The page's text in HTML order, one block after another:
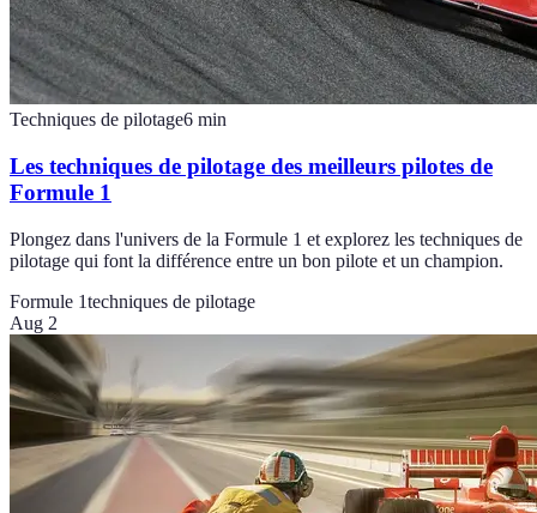
Techniques de pilotage6 min
Les techniques de pilotage des meilleurs pilotes de
Formule 1
Plongez dans l'univers de la Formule 1 et explorez les techniques de
pilotage qui font la différence entre un bon pilote et un champion.
Formule 1techniques de pilotage
Aug 2